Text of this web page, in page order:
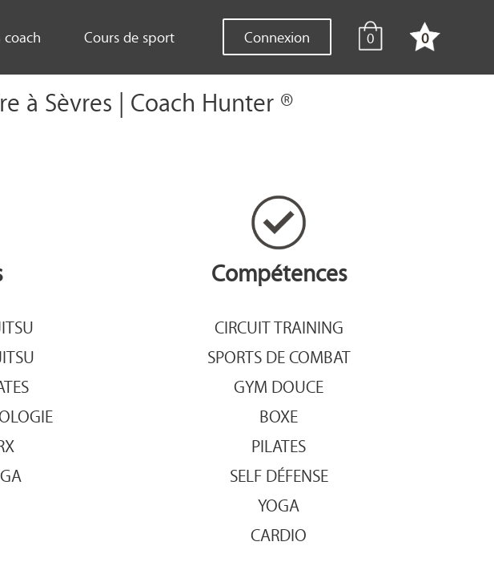
Connexion 0 0
Cours de sport
à Sèvres | Coach Hunter ®
Compétences
CIRCUIT TRAINING
SPORTS DE COMBAT
GYM DOUCE
BOXE
PILATES
SELF DÉFENSE
YOGA
CARDIO